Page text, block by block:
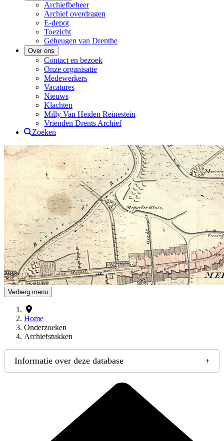
Archiefbeheer
Archief overdragen
E-depot
Toezicht
Geheugen van Drenthe
Over ons
Contact en bezoek
Onze organisatie
Medewerkers
Vacatures
Nieuws
Klachten
Milly Van Heiden Reinestein
Vrienden Drents Archief
Zoeken
Drents Archief
Verberg menu
Home
Onderzoeken
Archiefstukken
Informatie over deze database